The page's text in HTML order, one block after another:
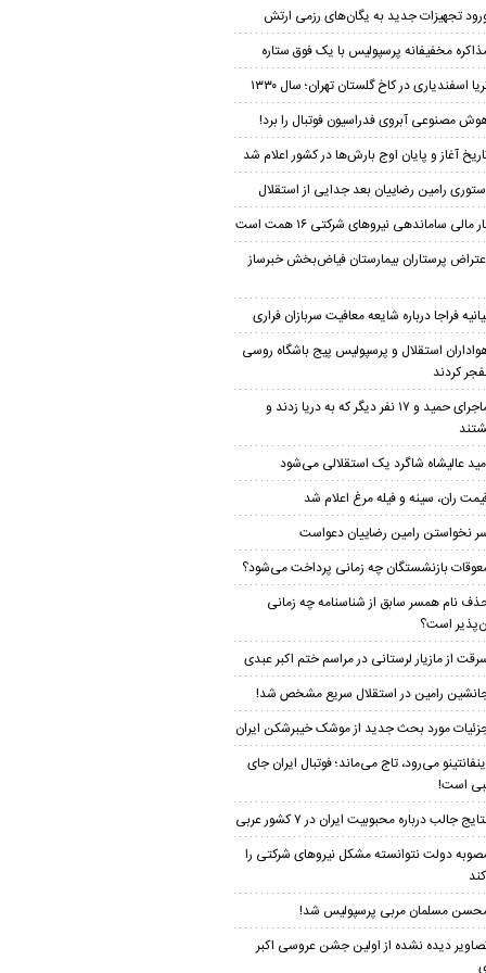
تجهیزات جدید به یگان‌های رزمی ارتش
مخفیفانه پرسپولیس با یک فوق ستاره
اسفندیاری در کاخ گلستان تهران؛ سال ۱۳۳۰
مصنوعی آبروی فدراسیون فوتبال را برد!
آغاز و پایان اوج بارش‌ها در کشور اعلام شد
رامین رضاییان بعد جدایی از استقلال
مالی ساماندهی نیروهای شرکتی ۱۶ همت است
پرستاران بیمارستان فیاض‌بخش خبرساز
فراجا درباره شایعه معافیت سربازان فراری
استقلال و پرسپولیس پیج باشگاه روسی
کردند
ماجرای حمید و ۱۷ نفر دیگر که به دریا زدند و
عالیشاه شاگرد یک استقلالی می‌شود
ران، سینه و فیله مرغ اعلام شد
نخواستن رامین رضاییان دعواست
بازنشستگان چه زمانی پرداخت می‌شود؟
نام همسر سابق از شناسنامه چه زمانی
است؟
از مازیار لرستانی در مراسم ختم اکبر عبدی
رامین در استقلال سریع مشخص شد!
مورد بحث جدید از موشک خیبرشکن ایران
می‌رود، تاج می‌ماند؛ فوتبال ایران جای
است!
جالب درباره محبوبیت ایران در ۷ کشور عربی
دولت نتوانسته مشکل نیروهای شرکتی را
مسلمان مربی پرسپولیس شد!
دیده نشده از اولین جشن عروسی اکبر